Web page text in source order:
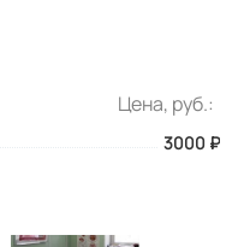
Цена, руб.:
3000 ₽